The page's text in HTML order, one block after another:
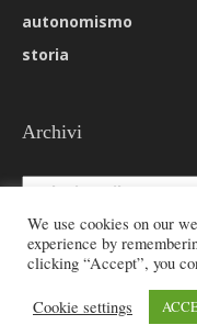
autonomismo
storia
Archivi
Archivi
© 2026
We use cookies on our
experience by
clicking “Accept”, you
Cookie settings